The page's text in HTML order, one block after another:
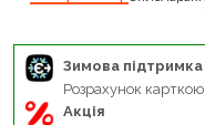
Зимова підтримка
Розрахунок карткою
Акція